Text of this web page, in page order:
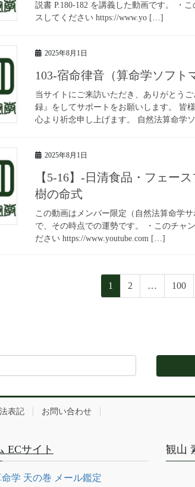
説書 P.180-182 を講義した動画です。 ・
スしてください https://www.yo […]
2025年8月1日
103-宿命律音（算命学ソフト
当サイトにご来訪いただき、ありがとう
録』をしてサポートをお願いします。 皆
心より祈念申し上げます。 自然法算命学
2025年8月1日
【5-16】-日清食品・フェー
樹の命式
この動画はメンバー限定（自然法算命学
で、その時点での運勢です。 ・このチャ
ださい https://www.youtube.com […]
ペ
ー
1
ペ
ー
2 …
ペ
ー
100
表記 お問い合わせ
ECサイト
学 天の巻 メール鑑定
観山